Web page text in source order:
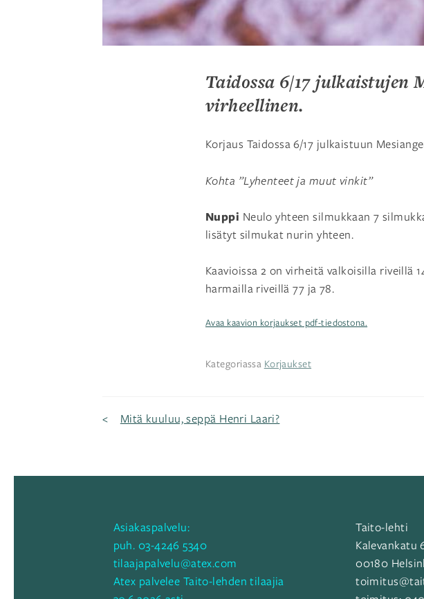
Taidossa 6/17 julkaistujen
virheellinen.
Korjaus Taidossa 6/17 julkaistuun
Kohta ”Lyhenteet ja muut vinkit”
Nuppi Neulo yhteen silmukkaan 7
lisätyt silmukat nurin yhteen.
Kaavioissa 2 on virheitä valkoisilla riveillä
harmailla riveillä 77 ja 78.
Avaa kaavion korjaukset pdf-tiedostona.
Kategoriassa Korjaukset
Artikkelien
selaus
Mitä kuuluu, seppä Henri Laari?
Asiakaspalvelu:
puh. 03-4246 5340
tilaajapalvelu@atex.com
Atex palvelee Taito-lehden tilaajia
Taito-lehti
Kalevankatu
00180